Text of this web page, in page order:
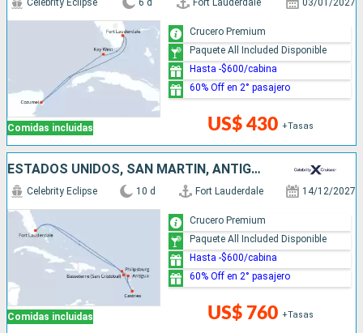
Comidas incluidas
Celebrity Eclipse 6 d Fort Lauderdale 03/01/2027
US$ 430 +Tasas
Crucero Premium
Paquete All Included Disponible
Hasta -$600/cabina
60% Off en 2° pasajero
ESTADOS UNIDOS, SAN MARTÍN, ANTIGUA Y BARBUDA, SANTA LUCIA
Comidas incluidas
Celebrity Eclipse 10 d Fort Lauderdale 14/12/2027
US$ 760 +Tasas
Crucero Premium
Paquete All Included Disponible
Hasta -$600/cabina
60% Off en 2° pasajero